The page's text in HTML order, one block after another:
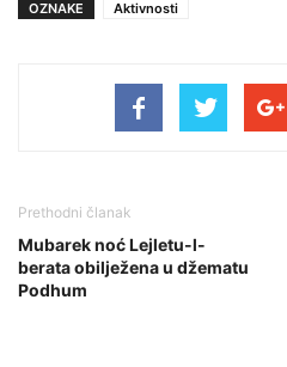
OZNAKE Aktivnosti
Prethodni članak
Mubarek noć Lejletu-l-
berata obilježena u džematu
Podhum